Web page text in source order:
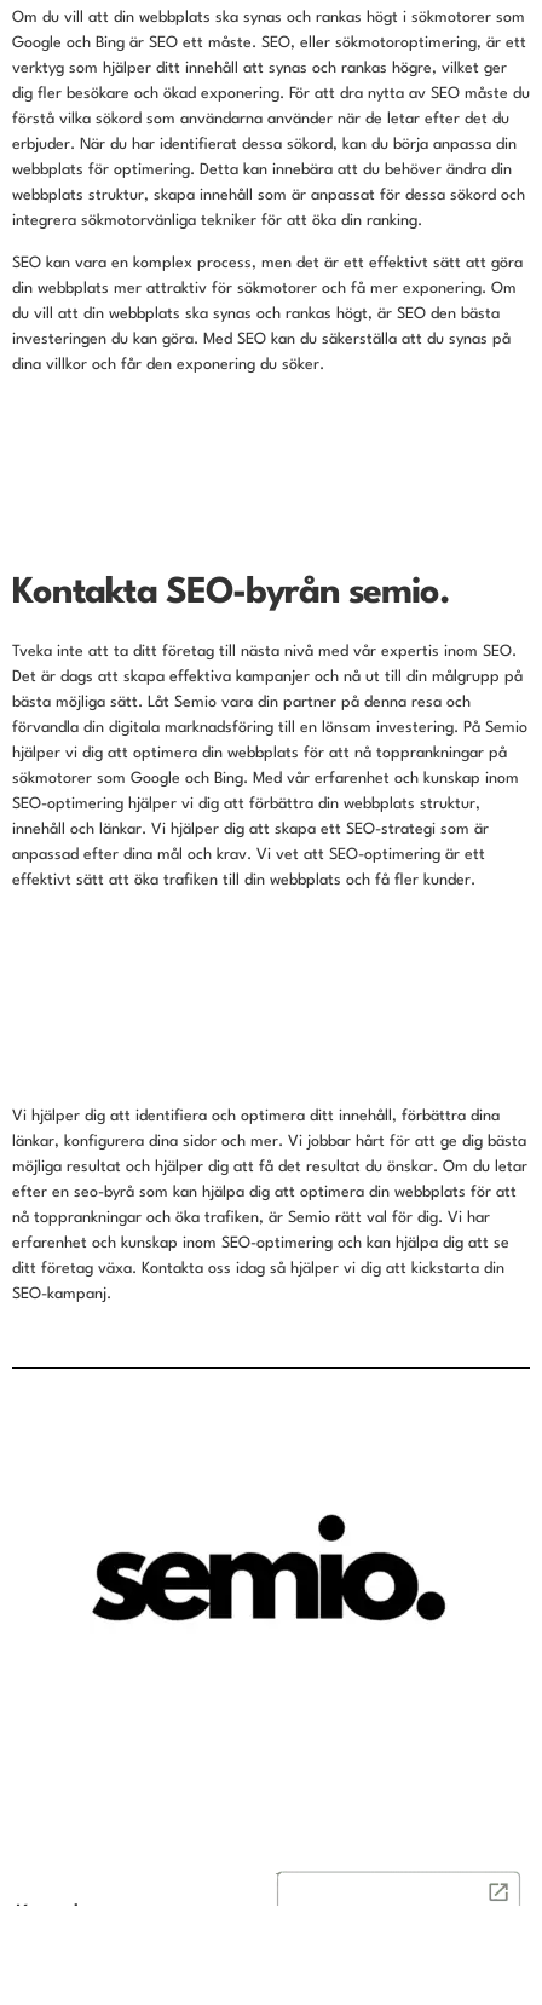
Om du vill att din webbplats ska synas och rankas högt i sökmotorer som
Google och Bing är SEO ett måste. SEO, eller sökmotoroptimering, är ett
verktyg som hjälper ditt innehåll att synas och rankas högre, vilket ger
dig fler besökare och ökad exponering. För att dra nytta av SEO måste du
förstå vilka sökord som användarna använder när de letar efter det du
erbjuder. När du har identifierat dessa sökord, kan du börja anpassa din
webbplats för optimering. Detta kan innebära att du behöver ändra din
webbplats struktur, skapa innehåll som är anpassat för dessa sökord och
integrera sökmotorvänliga tekniker för att öka din ranking.
SEO kan vara en komplex process, men det är ett effektivt sätt att göra
din webbplats mer attraktiv för sökmotorer och få mer exponering. Om
du vill att din webbplats ska synas och rankas högt, är SEO den bästa
investeringen du kan göra. Med SEO kan du säkerställa att du synas på
dina villkor och får den exponering du söker.
Kontakta SEO-byrån semio.
Tveka inte att ta ditt företag till nästa nivå med vår expertis inom SEO.
Det är dags att skapa effektiva kampanjer och nå ut till din målgrupp på
bästa möjliga sätt. Låt Semio vara din partner på denna resa och
förvandla din digitala marknadsföring till en lönsam investering. På Semio
hjälper vi dig att optimera din webbplats för att nå topprankningar på
sökmotorer som Google och Bing. Med vår erfarenhet och kunskap inom
SEO-optimering hjälper vi dig att förbättra din webbplats struktur,
innehåll och länkar. Vi hjälper dig att skapa ett SEO-strategi som är
anpassad efter dina mål och krav. Vi vet att SEO-optimering är ett
effektivt sätt att öka trafiken till din webbplats och få fler kunder.
Vi hjälper dig att identifiera och optimera ditt innehåll, förbättra dina
länkar, konfigurera dina sidor och mer. Vi jobbar hårt för att ge dig bästa
möjliga resultat och hjälper dig att få det resultat du önskar. Om du letar
efter en seo-byrå som kan hjälpa dig att optimera din webbplats för att
nå topprankningar och öka trafiken, är Semio rätt val för dig. Vi har
erfarenhet och kunskap inom SEO-optimering och kan hjälpa dig att se
ditt företag växa. Kontakta oss idag så hjälper vi dig att kickstarta din
SEO-kampanj.